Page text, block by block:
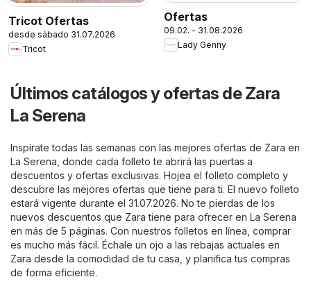
Tricot Ofertas
desde sábado 31.07.2026
Tricot
Ofertas
09.02. - 31.08.2026
Lady Genny
Últimos catálogos y ofertas de Zara
La Serena
Inspírate todas las semanas con las mejores ofertas de Zara en
La Serena, donde cada folleto te abrirá las puertas a
descuentos y ofertas exclusivas. Hojea el folleto completo y
descubre las mejores ofertas que tiene para ti. El nuevo folleto
estará vigente durante el 31.07.2026. No te pierdas de los
nuevos descuentos que Zara tiene para ofrecer en La Serena
en más de 5 páginas. Con nuestros folletos en línea, comprar
es mucho más fácil. Échale un ojo a las rebajas actuales en
Zara desde la comodidad de tu casa, y planifica tus compras
de forma eficiente.